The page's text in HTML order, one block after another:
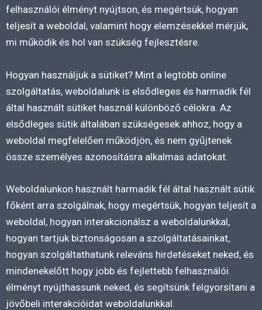
felhasználói élményt nyújtson, és megértsük, hogyan
teljesít a weboldal, valamint hogy elemzésekkel mérjük,
mi működik és hol van szükség fejlesztésre.
Hogyan használjuk a sütiket? Mint a legtöbb online
szolgáltatás, weboldalunk is elsődleges és harmadik fél
által használt sütiket használ különböző célokra. Az
elsődleges sütik általában szükségesek ahhoz, hogy a
weboldal megfelelően működjön, és nem gyűjtenek
össze személyes azonosításra alkalmas adatokat.
Weboldalunkon használt harmadik fél által használt sütik
főként arra szolgálnak, hogy megértsük, hogyan teljesít a
weboldal, hogyan interakcionálsz a weboldalunkkal,
hogyan tartjuk biztonságosan a szolgáltatásainkat,
hogyan szolgáltathatunk releváns hirdetéseket neked, és
mindenekelőtt hogy jobb és fejlettebb felhasználói
élményt nyújthassunk neked, és segítsünk felgyorsítani a
jövőbeli interakcióidat weboldalunkkal.